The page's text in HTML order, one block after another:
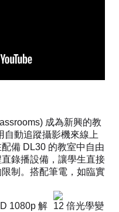
成為新興的教
自動追蹤攝影機來線上
備 DL30 的教室中自由
錄播設備，讓學生直接
制。搭配筆電，如臨實
1080p 解
12 倍光學變